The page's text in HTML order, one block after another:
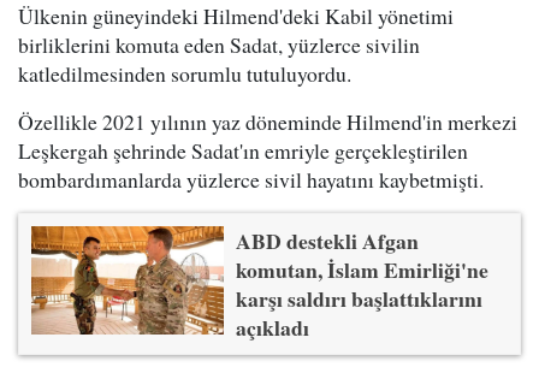
Ülkenin güneyindeki Hilmend'deki Kabil yönetimi
birliklerini komuta eden Sadat, yüzlerce sivilin
katledilmesinden sorumlu tutuluyordu.
Özellikle 2021 yılının yaz döneminde Hilmend'in merkezi
Leşkergah şehrinde Sadat'ın emriyle gerçekleştirilen
bombardımanlarda yüzlerce sivil hayatını kaybetmişti.
ABD destekli Afgan
komutan, İslam Emirliği'ne
karşı saldırı başlattıklarını
açıkladı